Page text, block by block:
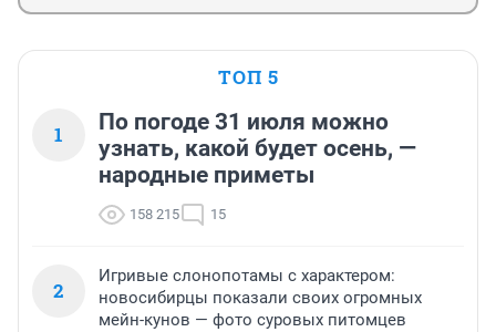
ТОП 5
1
По погоде 31 июля можно
узнать, какой будет осень, —
народные приметы
158 215 15
2
Игривые слонопотамы с характером:
новосибирцы показали своих огромных
мейн-кунов — фото суровых питомцев